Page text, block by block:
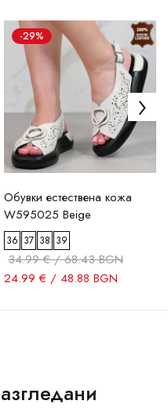
-29%
Обувки естествена кожа
W595025 Beige
36 37 38 39
34.99 € / 68.43 BGN
24.99 € / 48.88 BGN